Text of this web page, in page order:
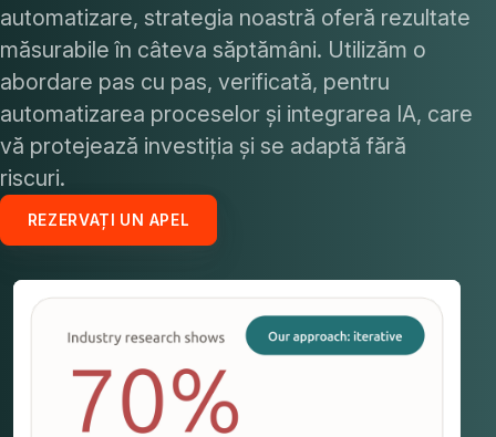
automatizare, strategia noastră oferă rezultate
măsurabile în câteva săptămâni. Utilizăm o
abordare pas cu pas, verificată, pentru
automatizarea proceselor și integrarea IA, care
vă protejează investiția și se adaptă fără
riscuri.
REZERVAȚI UN APEL